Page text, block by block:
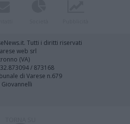
Tutti i diritti riservati
web srl
(VA)
/ 873168
di Varese n.679